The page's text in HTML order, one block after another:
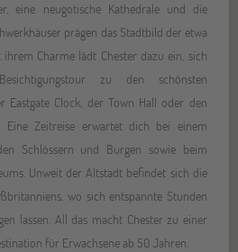
eine neugotische Kathedrale und die
prägen das Stadtbild der etwa
Charme lädt Chester dazu ein, sich
zu den schönsten
Eastgate Clock, der Town Hall oder den
Eine Zeitreise erwartet dich bei einem
Schlössern und Burgen sowie beim
Unweit der Altstadt befindet sich die
wo sich entspannte Stunden
lassen. All das macht Chester zu einer
für Erwachsene ab 50 Jahren.